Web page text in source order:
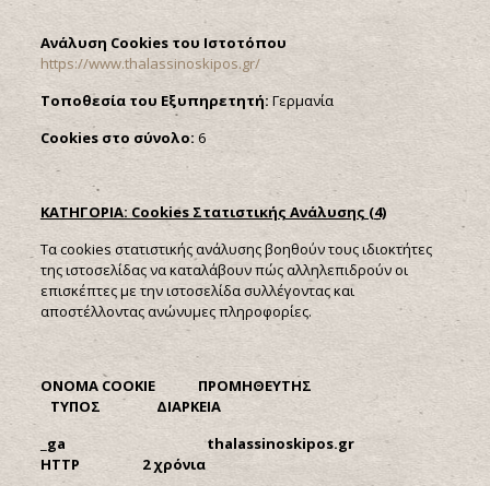
Ανάλυση Cookiesτου Ιστοτόπου
https://www.thalassinoskipos.gr/
Τοποθεσία του Εξυπηρετητή: Γερμανία
Cookies στο σύνολο: 6
ΚΑΤΗΓΟΡΙΑ: Cookies Στατιστικής Ανάλυσης (4)
Τα cookies στατιστικής ανάλυσης βοηθούν τους ιδιοκτήτες
της ιστοσελίδας να καταλάβουν πώς αλληλεπιδρούν οι
επισκέπτες με την ιστοσελίδα συλλέγοντας και
αποστέλλοντας ανώνυμες πληροφορίες.
ONOMA COOKIE ΠΡΟΜΗΘΕΥΤΗΣ
ΤΥΠΟΣ ΔΙΑΡΚΕΙΑ
gathalassinoskipos.gr
HTTP 2 χρόνια